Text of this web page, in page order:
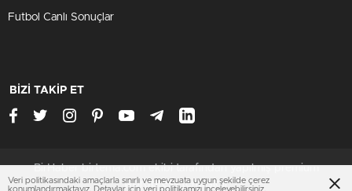
Futbol Canlı Sonuçlar
BİZİ TAKİP ET
BirHaber birtema.com ekibi tarafından yapılmış premium
wordpress temasıdır
Veri politikasındaki amaçlarla sınırlı ve mevzuata uygun şekilde çerez
konumlandırmaktayız. Detaylar için veri politikamızı inceleyebilirsiniz.